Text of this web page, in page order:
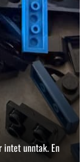
intet unntak. En